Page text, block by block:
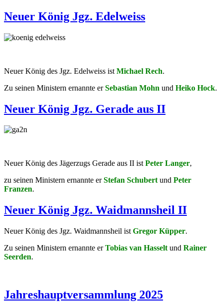
Neuer König Jgz. Edelweiss
Neuer König des Jgz. Edelweiss ist Michael Rech.
Zu seinen Ministern ernannte erSebastian Mohn und Heiko Hock.
Neuer König Jgz. Gerade aus II
Neuer König des Jägerzugs Gerade aus II istPeter Langer,
zu seinen Ministern ernannte erStefan Schubertund Peter
Franzen.
Neuer König Jgz. Waidmannsheil II
Neuer König des Jgz. Waidmannsheil ist Gregor Küpper.
Zu seinen Ministern ernannte erTobias van Hasselt und Rainer
Seerden.
Jahreshauptversammlung 2025